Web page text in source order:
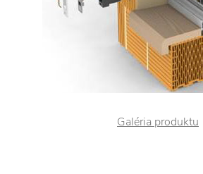
Galéria produktu